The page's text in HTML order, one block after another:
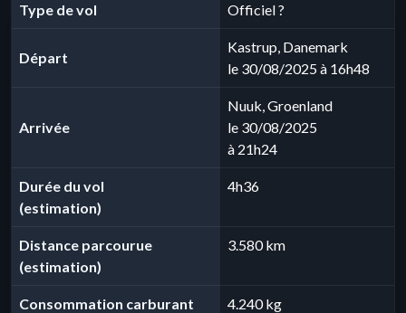
Type de vol Officiel ?
Départ
Kastrup, Danemark
le 30/08/2025 à 16h48
Arrivée
Nuuk, Groenland
le 30/08/2025
à 21h24
Durée du vol
(estimation)
4h36
Distance parcourue
(estimation)
3.580 km
Consommation carburant
4.240 kg